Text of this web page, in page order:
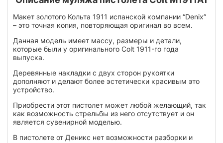
Макет золотого Кольта 1911 испанской компании “Denix”
– это точная копия, повторяющая оригинал во всем.
Данная модель имеет массу, размеры и детали,
которые были у оригинального Colt 1911-го года
выпуска.
Деревянные накладки с двух сторон рукоятки
дополняют и делают более эстетически красивым это
устройство.
Приобрести этот пистолет может любой желающий, так
как возможность стрельбы из него отсутствует и он
является сувенирной моделью.
В пистолете от Деникс нет возможности разборки и